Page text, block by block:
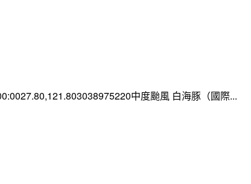
中度颱風 白海豚（國際...